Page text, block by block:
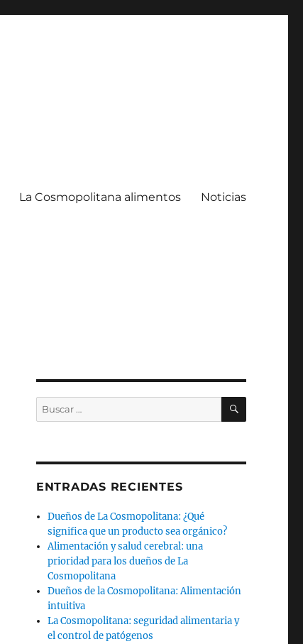
La Cosmopolitana alimentos Noticias
Buscar
por:
BUSCAR
ENTRADAS RECIENTES
Dueños de La Cosmopolitana: ¿Qué
significa que un producto sea orgánico?
Alimentación y salud cerebral: una
prioridad para los dueños de La
Cosmopolitana
Dueños de la Cosmopolitana: Alimentación
intuitiva
La Cosmopolitana: seguridad alimentaria y
el control de patógenos